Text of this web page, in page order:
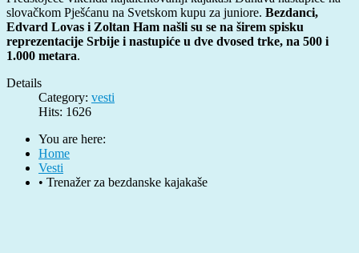
slovačkom Pješćanu na Svetskom kupu za juniore. Bezdanci,
Edvard Lovas i Zoltan Ham našli su se na širem spisku
reprezentacije Srbije i nastupiće u dve dvosed trke, na 500 i
1.000 metara.
Details
Category: vesti
Hits: 1626
You are here:
Home
Vesti
• Trenažer za bezdanske kajakaše